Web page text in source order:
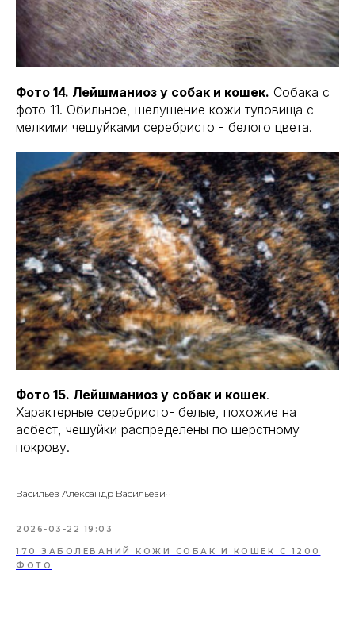
Фото 14. Лейшманиоз у собак и кошек. Собака с
фото 11. Обильное, шелушение кожи туловища с
мелкими чешуйками серебристо - белого цвета.
Фото 15. Лейшманиоз у собак и кошек.
Характерные серебристо- белые, похожие на
асбест, чешуйки распределены по шерстному
покрову.
Васильев Александр Васильевич
2026-03-22 19:03
170 ЗАБОЛЕВАНИЙ КОЖИ СОБАК И КОШЕК С 1200
ФОТО